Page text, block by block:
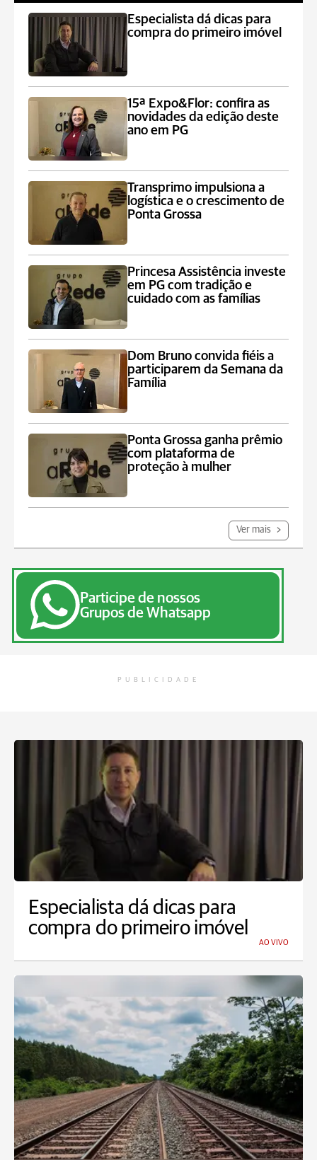
Especialista dá dicas para
compra do primeiro imóvel
15ª Expo&Flor: confira as
novidades da edição deste
ano em PG
Transprimo impulsiona a
logística e o crescimento de
Ponta Grossa
Princesa Assistência investe
em PG com tradição e
cuidado com as famílias
Dom Bruno convida fiéis a
participarem da Semana da
Família
Ponta Grossa ganha prêmio
com plataforma de
proteção à mulher
Ver mais
Participe de nossos
Grupos de Whatsapp
PUBLICIDADE
Especialista dá dicas para
compra do primeiro imóvel
AO VIVO